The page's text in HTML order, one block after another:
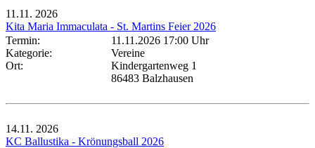
11.11. 2026
Kita Maria Immaculata - St. Martins Feier 2026
Termin:
11.11.2026 17:00 Uhr
Kategorie:
Vereine
Ort:
Kindergartenweg 1
86483 Balzhausen
14.11. 2026
KC Ballustika - Krönungsball 2026